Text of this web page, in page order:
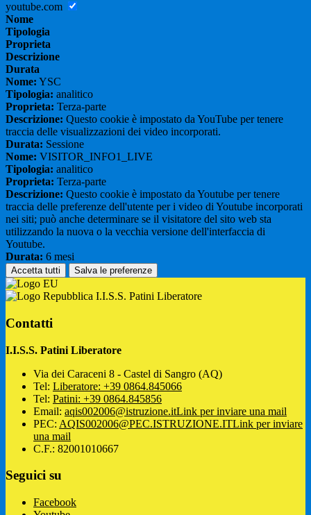
youtube.com
Nome
Tipologia
Proprieta
Descrizione
Durata
Nome: YSC
Tipologia: analitico
Proprieta: Terza-parte
Descrizione: Questo cookie è impostato da YouTube per tenere
traccia delle visualizzazioni dei video incorporati.
Durata: Sessione
Nome: VISITOR_INFO1_LIVE
Tipologia: analitico
Proprieta: Terza-parte
Descrizione: Questo cookie è impostato da Youtube per tenere
traccia delle preferenze dell'utente per i video di Youtube incorporati
nei siti; può anche determinare se il visitatore del sito web sta
utilizzando la nuova o la vecchia versione dell'interfaccia di
Youtube.
Durata: 6 mesi
Accetta tutti Salva le preferenze
I.I.S.S. Patini Liberatore
Contatti
I.I.S.S. Patini Liberatore
Via dei Caraceni 8 - Castel di Sangro (AQ)
Tel: Liberatore: +39 0864.845066
Tel: Patini: +39 0864.845856
Email: aqis002006@istruzione.itLink per inviare una mail
PEC: AQIS002006@PEC.ISTRUZIONE.ITLink per inviare
una mail
C.F.: 82001010667
Seguici su
Facebook